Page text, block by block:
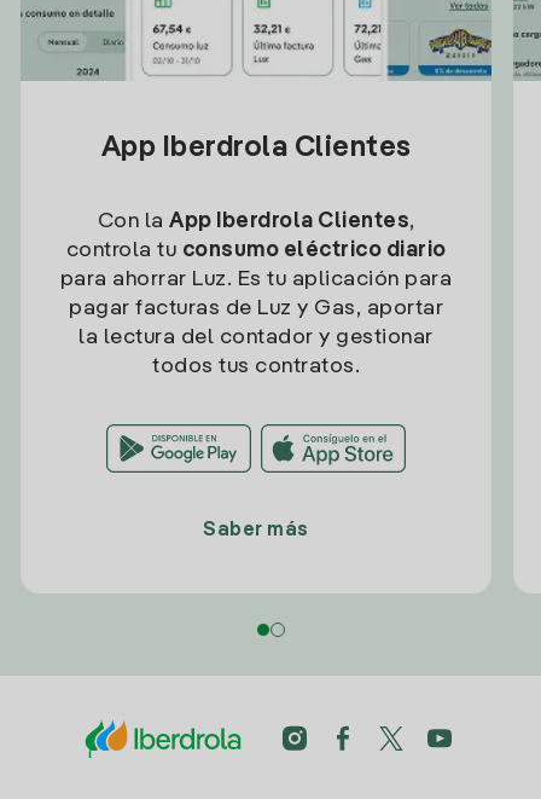
App Iberdrola Clientes
Con la App Iberdrola Clientes,
controla tu consumo eléctrico diario
para ahorrar Luz. Es tu aplicación para
pagar facturas de Luz y Gas, aportar
la lectura del contador y gestionar
todos tus contratos.
Saber más